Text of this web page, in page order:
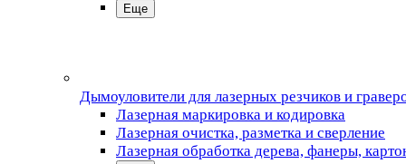
Еще
Дымоуловители для лазерных резчиков и
Лазерная маркировка и кодировка
Лазерная очистка, разметка и сверление
Лазерная обработка дерева, фанеры,